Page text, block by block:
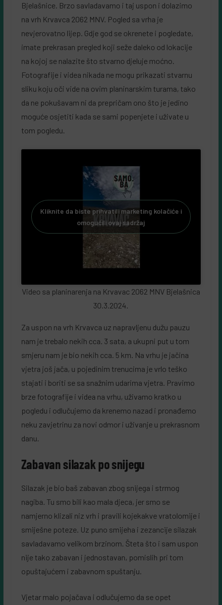
Bjelašnice. Brzo savladavamo i taj uspon i dolazimo
na vrh Krvavca 2062 MNV. Pogled sa vrha je
nevjerovatno lijep. Gdje god se okrenete i pogledate,
imate prekrasan pregled koji seže daleko od lokacije
na kojoj se nalazite što stvarno djeluje moćno.
Fotografije i videa nikada ne mogu prikazati stvarnu
sliku koju oči vide na ovim planinarskim turama, tako
da ne pokušavam ni da prepričam ono što je jedino
moguće osjetiti kada se sami popenjete i uživate u
tom pogledu.
Kliknite da biste prihvatili marketing kolačiće i
omogućili ovaj sadržaj
Video sa planinarenja na Krvavac 2062 MNV Bjelašnica
30.3.2024.
Za uspon na vrh Krvavca uz napravljenu dužu pauzu
nam je trebalo nekih cca. 3 sata, a ukupni put u tom
smjeru nam je bio nekih cca. 5 km. Na vrhu je jačina
vjetra još jača, u pojedinim trenucima je vrlo teško
stajati i boriti se sa snažnim udarima vjetra. Pravimo
brze fotografije i videa na vrhu, uživamo kratko u
pogledu i odlučujemo da krenemo nazad i pronađemo
neku zavjetrinu za novi odmor i uživanje u prekrasnom
danu.
Zabavan silazak po snijegu
Silazak je bio baš zabavan zbog snijega i strmog
nagiba. Tu smo bili kao mala djeca, jer smo se
namjerno klizali niz vrh i pravili kojekakve vratolomije i
smiješne poteze. Uz puno smijeha i zezancije silazak
savladavamo velikom brzinom. Šteta što i sam uspon
nije tako zabavan i jednostavan, pomislih pri tom
opuštajućem i zabavnom spuštanju.
Vjetar malo pojačava i odlučujemo da se opet